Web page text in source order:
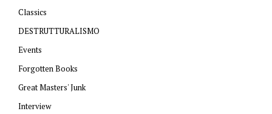
Classics
DESTRUTTURALISMO
Events
Forgotten Books
Great Masters' Junk
Interview